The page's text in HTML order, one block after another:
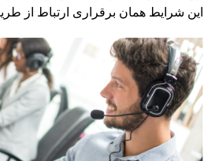
این شرایط همان برقراری ارتباط از